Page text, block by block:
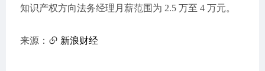
知识产权方向法务经理月薪范围为 2.5 万至 4 万元。
来源： 新浪财经